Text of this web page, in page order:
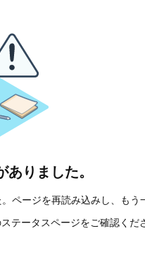
りました。
ページを再読み込みし、もう
テータスページをご確認くだ